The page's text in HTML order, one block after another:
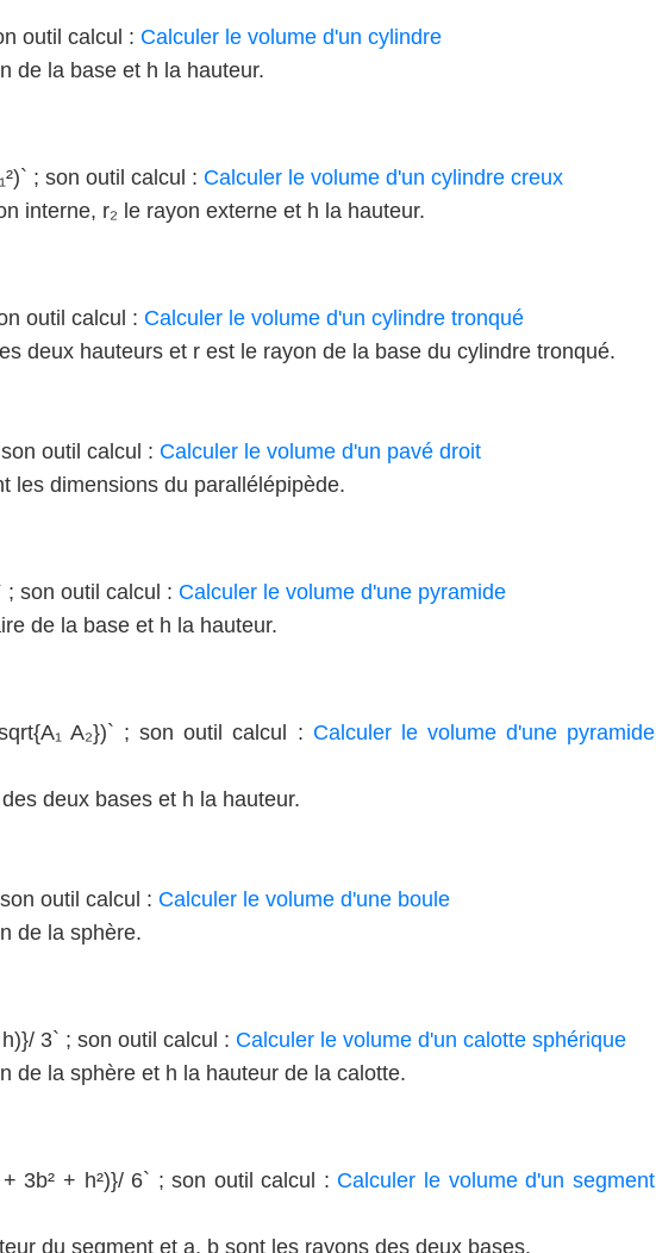
outil calcul : Calculer le volume d'un cylindre
de la base et h la hauteur.
; son outil calcul : Calculer le volume d'un cylindre creux
interne, r₂ le rayon externe et h la hauteur.
outil calcul : Calculer le volume d'un cylindre tronqué
deux hauteurs et r est le rayon de la base du cylindre tronqué.
outil calcul : Calculer le volume d'un pavé droit
les dimensions du parallélépipède.
; son outil calcul : Calculer le volume d'une pyramide
de la base et h la hauteur.
A₂})` ; son outil calcul : Calculer le volume d'une pyramide
deux bases et h la hauteur.
outil calcul : Calculer le volume d'une boule
de la sphère.
3` ; son outil calcul : Calculer le volume d'un calotte sphérique
de la sphère et h la hauteur de la calotte.
3b² + h²)}/ 6` ; son outil calcul : Calculer le volume d'un segment
du segment et a, b sont les rayons des deux bases.